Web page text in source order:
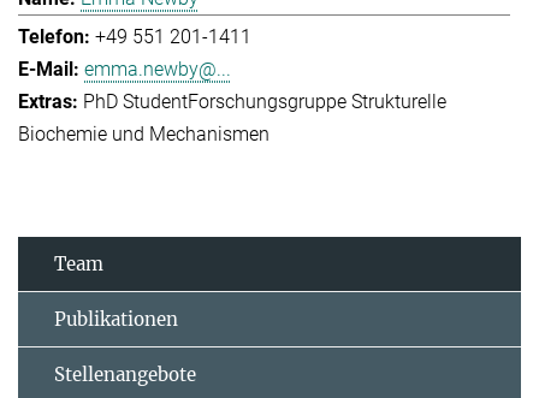
+49 551 201-1411
emma.newby@...
PhD StudentForschungsgruppe Strukturelle
Biochemie und Mechanismen
Team
Publikationen
Stellenangebote